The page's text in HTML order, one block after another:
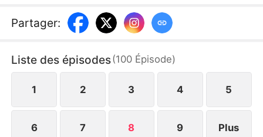
mariage arrangé devient une ascension fulgurante :
grâce à son intelligence, il gravit les échelons et
amusant marque ainsi le début d’une légende de
succès et de revanche !
Partager:
Liste des épisodes(100 Épisode)
1 2 3 4 5
6 7 8 9 Plus